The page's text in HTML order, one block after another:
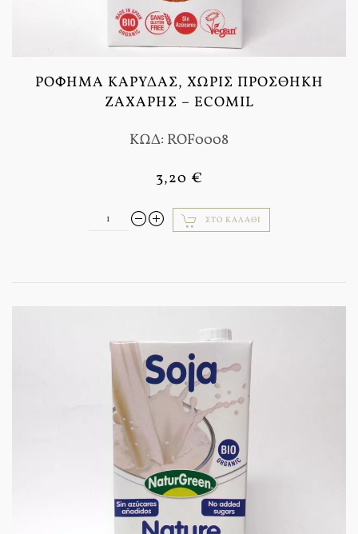
ΡΌΦΗΜΑ ΚΑΡΎΔΑΣ, ΧΩΡΊΣ ΠΡΟΣΘΉΚΗ
ΖΆΧΑΡΗΣ – ECOMIL
ΚΩΔ: ROF0008
3,20 €
ΣΤΟ ΚΑΛΆΘΙ